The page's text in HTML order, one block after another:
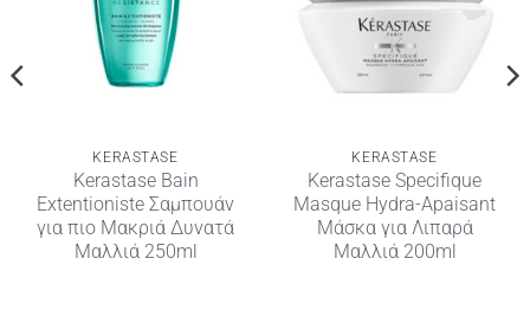
KERASTASE
Kerastase Bain
Extentioniste Σαμπουάν
για πιο Μακριά Δυνατά
Μαλλιά 250ml
KERASTASE
Kerastase Specifique
Masque Hydra-Apaisant
Μάσκα για Λιπαρά
Μαλλιά 200ml